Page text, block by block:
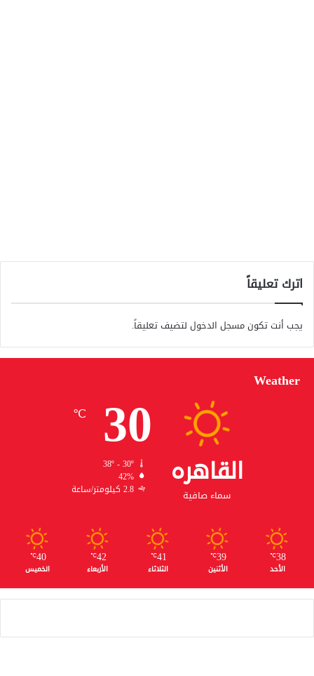
اترك تعليقاً
يجب أنت تكونمسجل الدخول لتضيف تعليقاً.
Weather
القاهره
سماء صافية
30
℃
38º - 30º
42%
2.8 كيلومتر/ساعة
38
℃
الأحد
39
℃
الأثنين
41
℃
الثلاثاء
42
℃
الأربعاء
40
℃
الخميس